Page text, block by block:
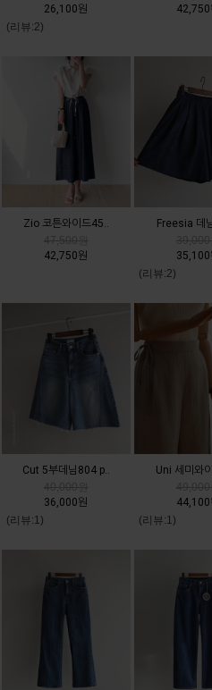
26,100원
(리뷰:2)
42,750
Zio 코튼와이드45..
42,750원
Freesia 데
35,100
(리뷰:2)
Cut 5부데님804 p..
36,000원
(리뷰:1)
Uni 세미와
44,100
(리뷰:1)